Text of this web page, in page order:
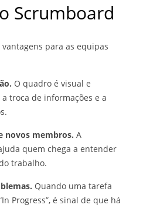
Scrumboard
para as equipas
O quadro é visual e
troca de informações e a
novos membros. A
quem chega a entender
trabalho.
Quando uma tarefa
Progress”, é sinal de que há